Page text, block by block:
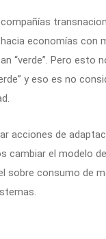
economías con
“verde”. Pero esto
y eso es no
acciones de
el modelo
sobre consumo de